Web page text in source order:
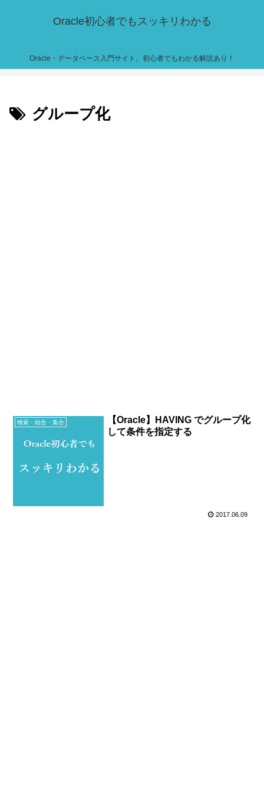
Oracle初心者でもスッキリわかる
Oracle・データベース入門サイト。初心者でもわかる解説あり！
グループ化
検索・結合・集合
【Oracle】HAVING でグループ化
して条件を指定する
2017.06.09